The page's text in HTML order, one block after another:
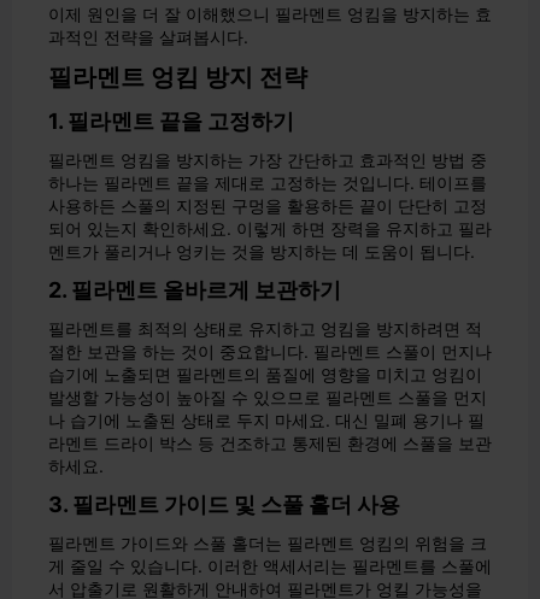
이제 원인을 더 잘 이해했으니 필라멘트 엉킴을 방지하는 효
과적인 전략을 살펴봅시다.
필라멘트 엉킴 방지 전략
1. 필라멘트 끝을 고정하기
필라멘트 엉킴을 방지하는 가장 간단하고 효과적인 방법 중
하나는 필라멘트 끝을 제대로 고정하는 것입니다. 테이프를
사용하든 스풀의 지정된 구멍을 활용하든 끝이 단단히 고정
되어 있는지 확인하세요. 이렇게 하면 장력을 유지하고 필라
멘트가 풀리거나 엉키는 것을 방지하는 데 도움이 됩니다.
2. 필라멘트 올바르게 보관하기
필라멘트를 최적의 상태로 유지하고 엉킴을 방지하려면 적
절한 보관을 하는 것이 중요합니다. 필라멘트 스풀이 먼지나
습기에 노출되면 필라멘트의 품질에 영향을 미치고 엉킴이
발생할 가능성이 높아질 수 있으므로 필라멘트 스풀을 먼지
나 습기에 노출된 상태로 두지 마세요. 대신 밀폐 용기나 필
라멘트 드라이 박스 등 건조하고 통제된 환경에 스풀을 보관
하세요.
3. 필라멘트 가이드 및 스풀 홀더 사용
필라멘트 가이드와 스풀 홀더는 필라멘트 엉킴의 위험을 크
게 줄일 수 있습니다. 이러한 액세서리는 필라멘트를 스풀에
서 압출기로 원활하게 안내하여 필라멘트가 엉킬 가능성을